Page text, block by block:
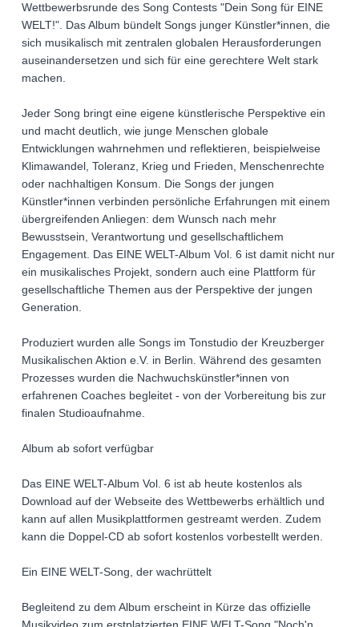
Wettbewerbsrunde des Song Contests "Dein Song für EINE
WELT!". Das Album bündelt Songs junger Künstler*innen, die
sich musikalisch mit zentralen globalen Herausforderungen
auseinandersetzen und sich für eine gerechtere Welt stark
machen.
Jeder Song bringt eine eigene künstlerische Perspektive ein
und macht deutlich, wie junge Menschen globale
Entwicklungen wahrnehmen und reflektieren, beispielweise
Klimawandel, Toleranz, Krieg und Frieden, Menschenrechte
oder nachhaltigen Konsum. Die Songs der jungen
Künstler*innen verbinden persönliche Erfahrungen mit einem
übergreifenden Anliegen: dem Wunsch nach mehr
Bewusstsein, Verantwortung und gesellschaftlichem
Engagement. Das EINE WELT-Album Vol. 6 ist damit nicht nur
ein musikalisches Projekt, sondern auch eine Plattform für
gesellschaftliche Themen aus der Perspektive der jungen
Generation.
Produziert wurden alle Songs im Tonstudio der Kreuzberger
Musikalischen Aktion e.V. in Berlin. Während des gesamten
Prozesses wurden die Nachwuchskünstler*innen von
erfahrenen Coaches begleitet - von der Vorbereitung bis zur
finalen Studioaufnahme.
Album ab sofort verfügbar
Das EINE WELT-Album Vol. 6 ist ab heute kostenlos als
Download auf der Webseite des Wettbewerbs erhältlich und
kann auf allen Musikplattformen gestreamt werden. Zudem
kann die Doppel-CD ab sofort kostenlos vorbestellt werden.
Ein EINE WELT-Song, der wachrüttelt
Begleitend zu dem Album erscheint in Kürze das offizielle